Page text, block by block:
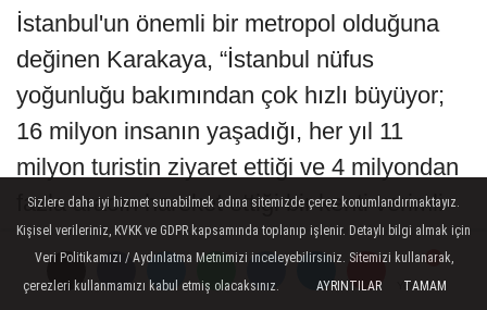
Yorumlar
Yorumlar
Yorumlar
İstanbul'un önemli bir metropol olduğuna
değinen Karakaya, “İstanbul nüfus
yoğunluğu bakımından çok hızlı büyüyor;
16 milyon insanın yaşadığı, her yıl 11
milyon turistin ziyaret ettiği ve 4 milyondan
fazla aracın hareket ettiği bir kenti verimli
bir şekilde yönetmenin yolu veriden ve
akıldan geçiyor. Bu noktada ulaşım
Sizlere daha iyi hizmet sunabilmek adına sitemizde çerez konumlandırmaktayız.
Kişisel verileriniz, KVKK ve GDPR kapsamında toplanıp işlenir. Detaylı bilgi almak için
Veri Politikamızı / Aydınlatma Metnimizi inceleyebilirsiniz. Sitemizi kullanarak,
çerezleri kullanmamızı kabul etmiş olacaksınız.
AYRINTILAR TAMAM